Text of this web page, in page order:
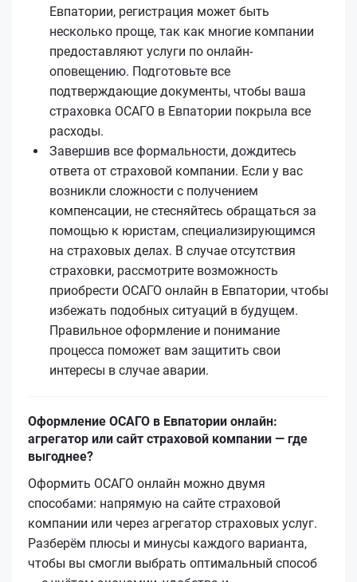
Евпатории, регистрация может быть
несколько проще, так как многие компании
предоставляют услуги по онлайн-
оповещению. Подготовьте все
подтверждающие документы, чтобы ваша
страховка ОСАГО в Евпатории покрыла все
расходы.
Завершив все формальности, дождитесь
ответа от страховой компании. Если у вас
возникли сложности с получением
компенсации, не стесняйтесь обращаться за
помощью к юристам, специализирующимся
на страховых делах. В случае отсутствия
страховки, рассмотрите возможность
приобрести ОСАГО онлайн в Евпатории, чтобы
избежать подобных ситуаций в будущем.
Правильное оформление и понимание
процесса поможет вам защитить свои
интересы в случае аварии.
Оформление ОСАГО в Евпатории онлайн:
агрегатор или сайт страховой компании — где
выгоднее?
Оформить ОСАГО онлайн можно двумя
способами: напрямую на сайте страховой
компании или через агрегатор страховых услуг.
Разберём плюсы и минусы каждого варианта,
чтобы вы смогли выбрать оптимальный способ